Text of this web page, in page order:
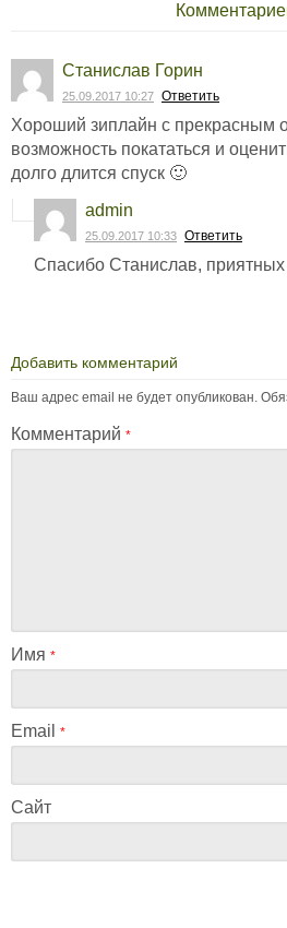
Станислав Горин
25.09.2017 10:27 Ответить
Хороший зиплайн с прекрасным
возможность покататься и
долго длится спуск 🙂
admin
25.09.2017 10:33 Ответить
Спасибо Станислав, приятных
Добавить комментарий
Ваш адрес email не будет опубликован.
Комментарий *
Имя *
Email *
Сайт